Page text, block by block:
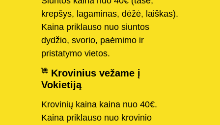
krepšys, lagaminas, dėžė, laiškas).
Kaina priklauso nuo siuntos
dydžio, svorio, paėmimo ir
pristatymo vietos.
Krovinius vežame į
Vokietiją
Krovinių kaina kaina nuo 40€.
Kaina priklauso nuo krovinio